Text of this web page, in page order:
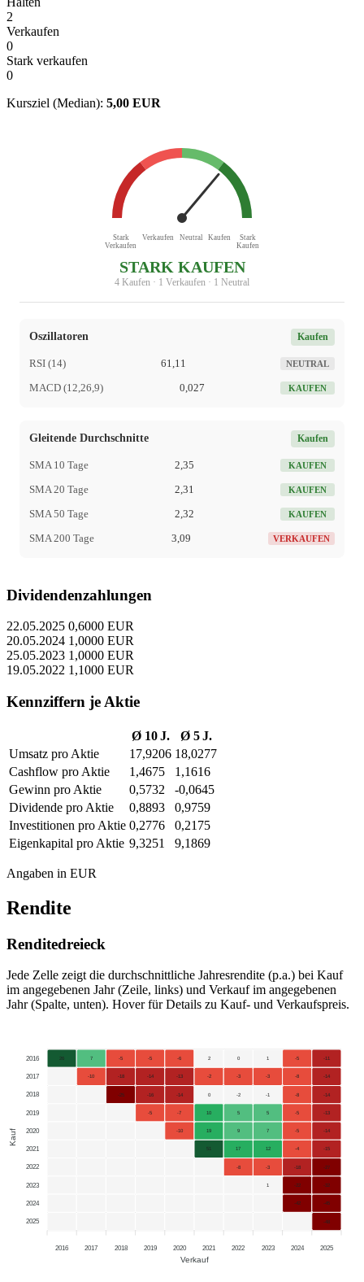
2
Verkaufen
0
Stark verkaufen
0
Kursziel (Median): 5,00 EUR
Stark
Verkaufen
Verkaufen Neutral Kaufen
Stark
Kaufen
STARK KAUFEN
4 Kaufen · 1 Verkaufen · 1 Neutral
Oszillatoren Kaufen
RSI (14) 61,11 NEUTRAL
MACD (12,26,9) 0,027 KAUFEN
Gleitende Durchschnitte Kaufen
SMA 10 Tage 2,35 KAUFEN
SMA 20 Tage 2,31 KAUFEN
SMA 50 Tage 2,32 KAUFEN
SMA 200 Tage 3,09 VERKAUFEN
Dividendenzahlungen
22.05.2025 0,6000 EUR
20.05.2024 1,0000 EUR
25.05.2023 1,0000 EUR
19.05.2022 1,1000 EUR
Kennziffern je Aktie
Ø 10 J.
Ø 5 J.
Umsatz pro Aktie
17,9206 18,0277
Cashflow pro Aktie
1,4675
1,1616
Gewinn pro Aktie
0,5732
-0,0645
Dividende pro Aktie
0,8893
0,9759
Investitionen pro Aktie 0,2776
0,2175
Eigenkapital pro Aktie 9,3251 9,1869
Angaben in EUR
Rendite
Renditedreieck
Jede Zelle zeigt die durchschnittliche Jahresrendite (p.a.) bei Kauf
im angegebenen Jahr (Zeile, links) und Verkauf im angegebenen
Jahr (Spalte, unten). Hover für Details zu Kauf- und Verkaufspreis.
2016
2017
2018
2019
2020
2021
2022
2023
2024
2025
Kauf
26 7 -5 -5 -6 2 0 1 -5 -11
-10 -18 -14 -13 -2 -3 -3 -8 -14
-25 -16 -14 0 -2 -1 -8 -14
-5 -7 10 5 5 -5 -13
-10 19 9 7 -5 -14
51 17 12 -4 -15
-8 -3 -18 -27
1 -22 -32
-42 -45
-48
2016 2017 2018 2019 2020 2021 2022 2023 2024 2025
Verkauf